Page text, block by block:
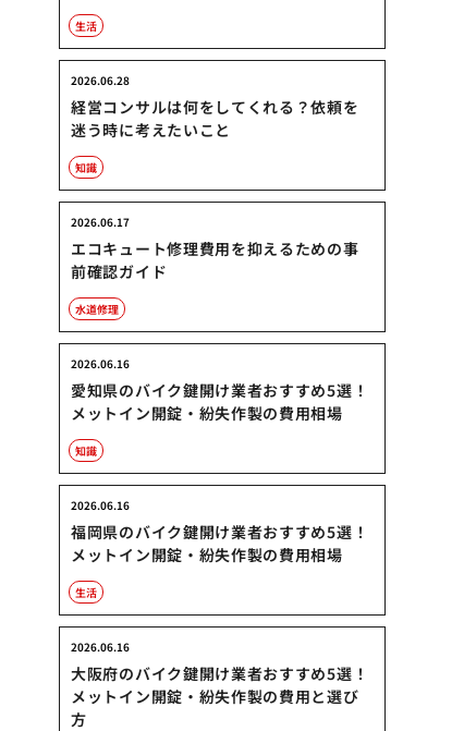
生活
経営コンサルは何をしてくれる？依頼を
迷う時に考えたいこと
2026.06.28
知識
エコキュート修理費用を抑えるための事
前確認ガイド
2026.06.17
水道修理
愛知県のバイク鍵開け業者おすすめ5選！
メットイン開錠・紛失作製の費用相場
2026.06.16
知識
福岡県のバイク鍵開け業者おすすめ5選！
メットイン開錠・紛失作製の費用相場
2026.06.16
生活
大阪府のバイク鍵開け業者おすすめ5選！
メットイン開錠・紛失作製の費用と選び
方
2026.06.16